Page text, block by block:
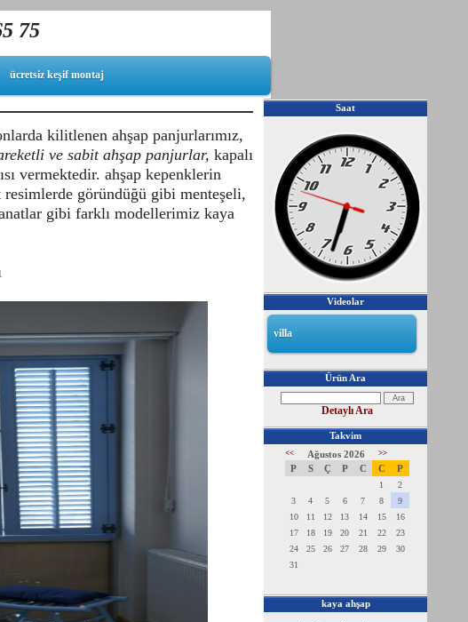
75
ücretsiz keşif montaj
kilitlenen ahşap panjurlarımız,
ve sabit ahşap panjurlar, kapalı
vermektedir. ahşap kepenklerin
resimlerde göründüğü gibi menteşeli,
gibi farklı modellerimiz kaya
Saat
Videolar
villa
Ürün Ara
Detaylı Ara
Takvim
<< Ağustos 2026 >>
P S Ç P C C P
1
2
3
4 5 6 7 8
9
10
11 12 13 14 15
16
17
18 19 20 21 22
23
24
25 26 27 28 29
30
31
kaya ahşap